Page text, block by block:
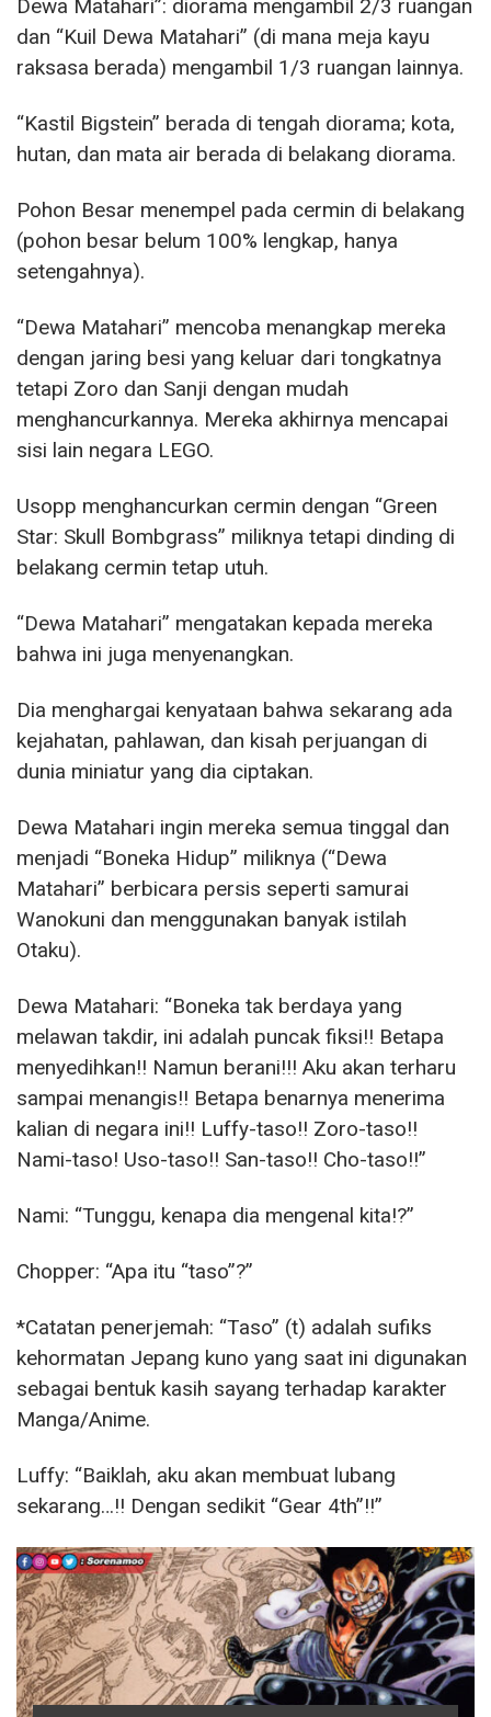
Dewa Matahari”: diorama mengambil 2/3 ruangan
dan “Kuil Dewa Matahari” (di mana meja kayu
raksasa berada) mengambil 1/3 ruangan lainnya.
“Kastil Bigstein” berada di tengah diorama; kota,
hutan, dan mata air berada di belakang diorama.
Pohon Besar menempel pada cermin di belakang
(pohon besar belum 100% lengkap, hanya
setengahnya).
“Dewa Matahari” mencoba menangkap mereka
dengan jaring besi yang keluar dari tongkatnya
tetapi Zoro dan Sanji dengan mudah
menghancurkannya. Mereka akhirnya mencapai
sisi lain negara LEGO.
Usopp menghancurkan cermin dengan “Green
Star: Skull Bombgrass” miliknya tetapi dinding di
belakang cermin tetap utuh.
“Dewa Matahari” mengatakan kepada mereka
bahwa ini juga menyenangkan.
Dia menghargai kenyataan bahwa sekarang ada
kejahatan, pahlawan, dan kisah perjuangan di
dunia miniatur yang dia ciptakan.
Dewa Matahari ingin mereka semua tinggal dan
menjadi “Boneka Hidup” miliknya (“Dewa
Matahari” berbicara persis seperti samurai
Wanokuni dan menggunakan banyak istilah
Otaku).
Dewa Matahari: “Boneka tak berdaya yang
melawan takdir, ini adalah puncak fiksi!! Betapa
menyedihkan!! Namun berani!!! Aku akan terharu
sampai menangis!! Betapa benarnya menerima
kalian di negara ini!! Luffy-taso!! Zoro-taso!!
Nami-taso! Uso-taso!! San-taso!! Cho-taso!!”
Nami: “Tunggu, kenapa dia mengenal kita!?”
Chopper: “Apa itu “taso”?”
*Catatan penerjemah: “Taso” (t) adalah sufiks
kehormatan Jepang kuno yang saat ini digunakan
sebagai bentuk kasih sayang terhadap karakter
Manga/Anime.
Luffy: “Baiklah, aku akan membuat lubang
sekarang…!! Dengan sedikit “Gear 4th”!!”